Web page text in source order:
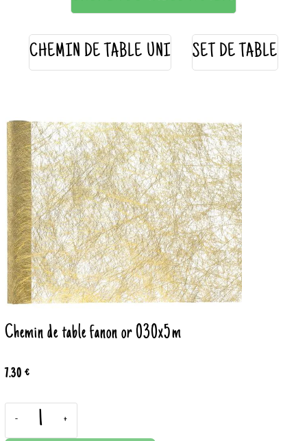
CHEMIN DE TABLE UNI SET DE TABLE
Chemin de table fanon or 030x5m
7.30 €
- +